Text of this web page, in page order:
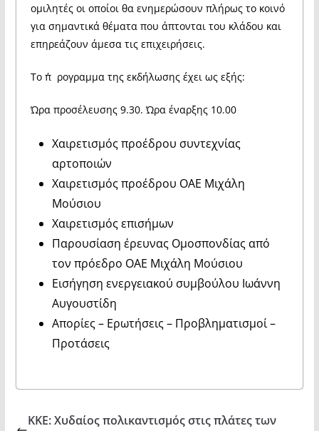
ομιλητές οι οποίοι θα ενημερώσουν πλήρως το κοινό
για σημαντικά θέματα που άπτονται του κλάδου και
επηρεάζουν άμεσα τις επιχειρήσεις.
Το π΄ρογραμμα της εκδήλωσης έχει ως εξής:
Ώρα προσέλευσης 9.30. Ώρα έναρξης 10.00
Χαιρετισμός προέδρου συντεχνίας
αρτοποιών
Χαιρετισμός προέδρου ΟΑΕ Μιχάλη
Μούσιου
Χαιρετισμός επισήμων
Παρουσίαση έρευνας Ομοσπονδίας από
τον πρόεδρο ΟΑΕ Μιχάλη Μούσιου
Εισήγηση ενεργειακού συμβούλου Ιωάννη
Αυγουστίδη
Απορίες – Ερωτήσεις – Προβληματισμοί –
Προτάσεις
ΚΚΕ: Χυδαίος πολικαντισμός στις πλάτες των